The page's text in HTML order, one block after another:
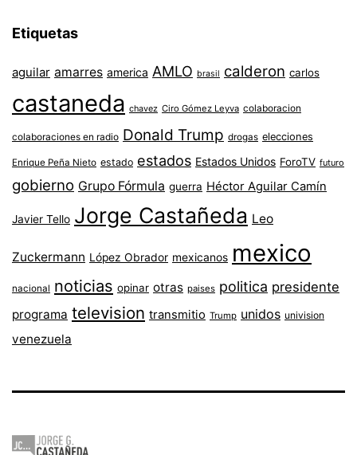
Etiquetas
aguilar amarres america AMLO brasil calderon carlos
castaneda chavez Ciro Gómez Leyva colaboracion
colaboraciones en radio Donald Trump drogas elecciones
Enrique Peña Nieto estado estados Estados Unidos ForoTV futuro
gobierno Grupo Fórmula guerra Héctor Aguilar Camín
Javier Tello Jorge Castañeda Leo
Zuckermann López Obrador mexicanos mexico
nacional noticias opinar otras paises politica presidente
programa television transmitio Trump unidos univision
venezuela